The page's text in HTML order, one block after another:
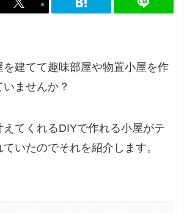
を建てて趣味部屋や物置小屋を作
ませんか？
えてくれるDIYで作れる小屋がテ
いたのでそれを紹介します。